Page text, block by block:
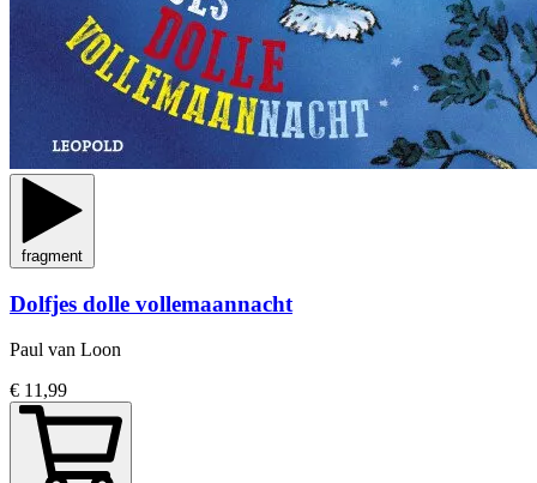
fragment
Dolfjes dolle vollemaannacht
Paul van Loon
€ 11,99